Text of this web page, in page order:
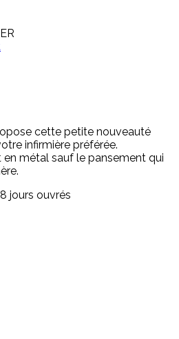
cette petite nouveauté
infirmière préférée.
en métal sauf le pansement qui
jours ouvrés